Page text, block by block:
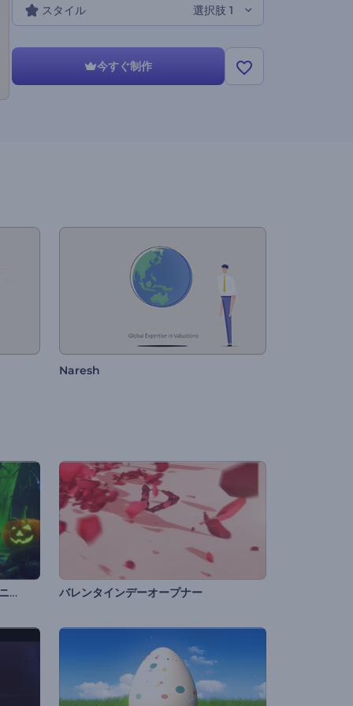
スタイル 選択肢 1
今すぐ制作
Naresh
ハロウィン・ナイトメアのオープニング動画 バレンタインデーオープナー